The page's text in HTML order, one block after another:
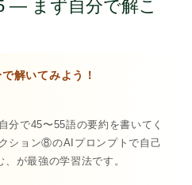
— まず自分で解こ
解いてみよう！
分で45〜55語の要約を書いてく
ション⑧のAIプロンプトで自己
が最強の学習法です。